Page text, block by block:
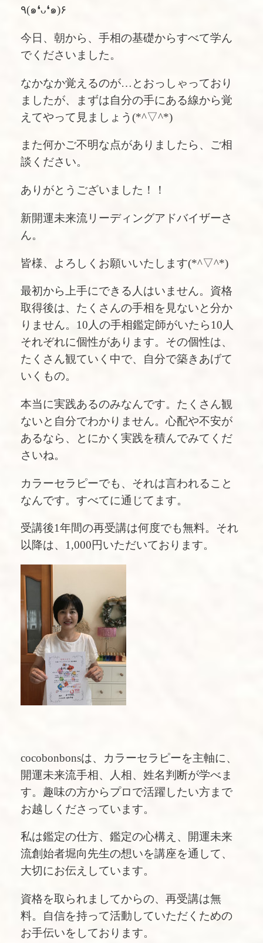
٩(๑❛ᴗ❛๑)۶
今日、朝から、手相の基礎からすべて学ん
でくださいました。
なかなか覚えるのが…とおっしゃっており
ましたが、まずは自分の手にある線から覚
えてやって見ましょう(*^▽^*)
また何かご不明な点がありましたら、ご相
談ください。
ありがとうございました！！
新開運未来流リーディングアドバイザーさ
ん。
皆様、よろしくお願いいたします(*^▽^*)
最初から上手にできる人はいません。資格
取得後は、たくさんの手相を見ないと分か
りません。10人の手相鑑定師がいたら10人
それぞれに個性があります。その個性は、
たくさん観ていく中で、自分で築きあげて
いくもの。
本当に実践あるのみなんです。たくさん観
ないと自分でわかりません。心配や不安が
あるなら、とにかく実践を積んでみてくだ
さいね。
カラーセラピーでも、それは言われること
なんです。すべてに通じてます。
受講後1年間の再受講は何度でも無料。それ
以降は、1,000円いただいております。
cocobonbonsは、カラーセラピーを主軸に、
開運未来流手相、人相、姓名判断が学べま
す。趣味の方からプロで活躍したい方まで
お越しくださっています。
私は鑑定の仕方、鑑定の心構え、開運未来
流創始者堀向先生の想いを講座を通して、
大切にお伝えしています。
資格を取られましてからの、再受講は無
料。自信を持って活動していただくための
お手伝いをしております。